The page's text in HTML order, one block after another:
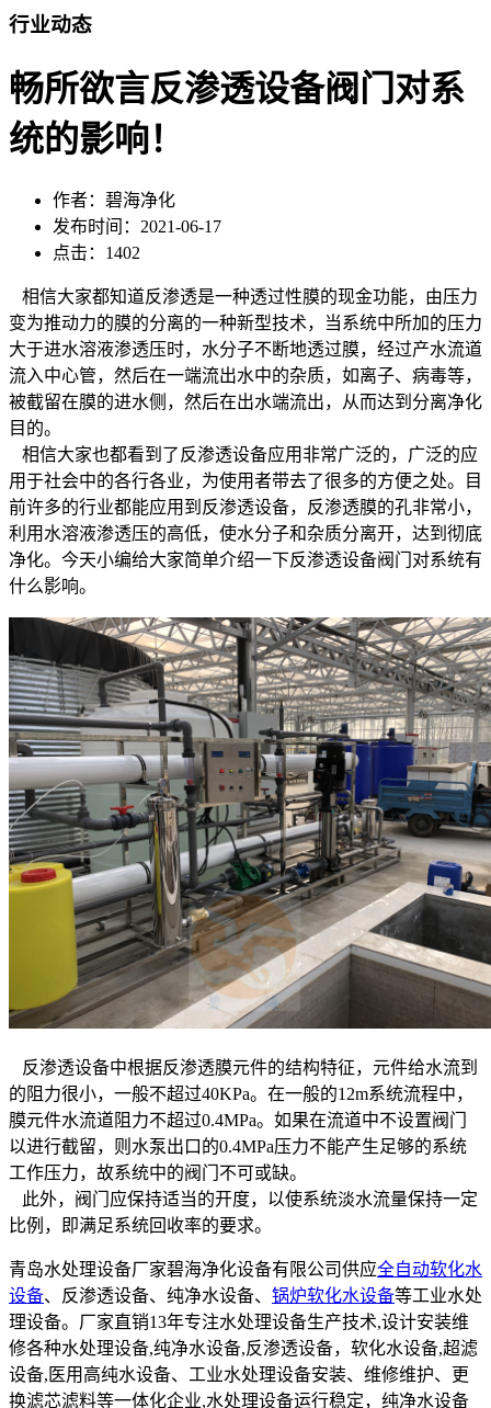
行业动态
畅所欲言反渗透设备阀门对系
统的影响！
作者：碧海净化
发布时间：2021-06-17
点击：1402
相信大家都知道反渗透是一种透过性膜的现金功能，由压力
变为推动力的膜的分离的一种新型技术，当系统中所加的压力
大于进水溶液渗透压时，水分子不断地透过膜，经过产水流道
流入中心管，然后在一端流出水中的杂质，如离子、病毒等，
被截留在膜的进水侧，然后在出水端流出，从而达到分离净化
目的。
相信大家也都看到了反渗透设备应用非常广泛的，广泛的应
用于社会中的各行各业，为使用者带去了很多的方便之处。目
前许多的行业都能应用到反渗透设备，反渗透膜的孔非常小，
利用水溶液渗透压的高低，使水分子和杂质分离开，达到彻底
净化。今天小编给大家简单介绍一下反渗透设备阀门对系统有
什么影响。
反渗透设备中根据反渗透膜元件的结构特征，元件给水流到
的阻力很小，一般不超过40KPa。在一般的12m系统流程中，
膜元件水流道阻力不超过0.4MPa。如果在流道中不设置阀门
以进行截留，则水泵出口的0.4MPa压力不能产生足够的系统
工作压力，故系统中的阀门不可或缺。
此外，阀门应保持适当的开度，以使系统淡水流量保持一定
比例，即满足系统回收率的要求。
青岛水处理设备厂家碧海净化设备有限公司供应全自动软化水
设备、反渗透设备、纯净水设备、 锅炉软化水设备等工业水处
理设备。厂家直销13年专注水处理设备生产技术,设计安装维
修各种水处理设备,纯净水设备,反渗透设备，软化水设备,超滤
设备,医用高纯水设备、工业水处理设备安装、维修维护、更
换滤芯滤料等一体化企业,水处理设备运行稳定，纯净水设备